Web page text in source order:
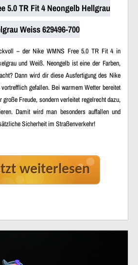
5.0 TR Fit 4 Neongelb Hellgrau
Weiss 629496-700
– der Nike WMNS Free 5.0 TR Fit 4 in
und Weiß. Neongelb ist eine der Farben,
Dann wird dir diese Ausfertigung des Nike
gefallen. Bei warmem Wetter bereitet
Freude, sondern verleitet regelrecht dazu,
Damit wird man besonders auffallen und
Sicherheit im Straßenverkehr!
weiterlesen